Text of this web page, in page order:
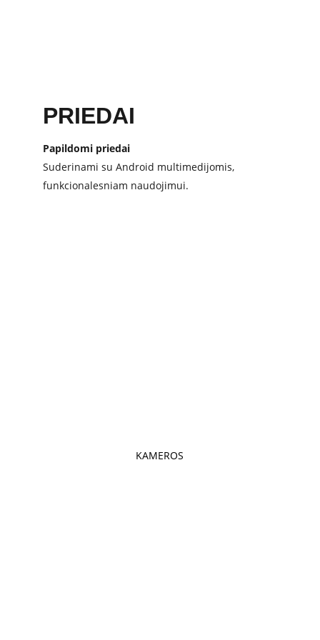
PRIEDAI
Papildomi priedai
Suderinami su Android multimedijomis,
funkcionalesniam naudojimui.
KAMEROS